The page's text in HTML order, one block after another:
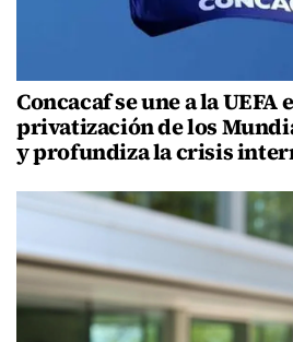
Concacaf se une a la UEFA
privatización de los
y profundiza la crisis